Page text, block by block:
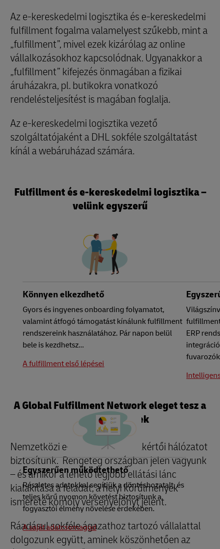
Az e-kereskedelmi logisztika és e-kereskedelmi
fulfillment fogalma valamelyest szűkebb, mint a
„fulfillment”, mivel ezek kizárólag az online
vállalkozásokhoz kapcsolódnak. Ugyanakkor a
„fulfillment” kifejezés önmagában a fizikai
áruházakra, pl. butikokra vonatkozó
rendelésteljesítést is magában foglalja.
Az e-kereskedelmi logisztika vezető
szolgáltatójaként a DHL sokféle szolgáltatást
kínál a webáruházad számára.
Fulfillment és e-kereskedelmi logisztika –
velünk egyszerű
Könnyen elkezdhető
Gyors és ingyenes onboarding folyamatot,
valamint átfogó támogatást kínálunk fulfillment
rendszereink használatához. Pár napon belül
bele is kezdhetsz…
A fulfillment első lépései
ERP
Egyszerűen működtethető
Részletes adatokkal segítjük a döntéshozatalt, és
teljes körű nyomon követést biztosítunk a
fogyasztói élmény növelése érdekében.
A saját adatcsomagod
A Global Fulfillment Network eleget tesz a
helyi igényeknek
Nemzetközi e-kereskedelmi szakértői hálózatot
biztosítunk. Rengeteg országban jelen vagyunk
– és amikor a lehető legjobb ellátási lánc
kialakítása a feladat, a helyi körülmények
ismerete komoly versenyelőnyt jelent.
Ráadásul sokféle ágazathoz tartozó vállalattal
dolgozunk együtt, aminek köszönhetően az